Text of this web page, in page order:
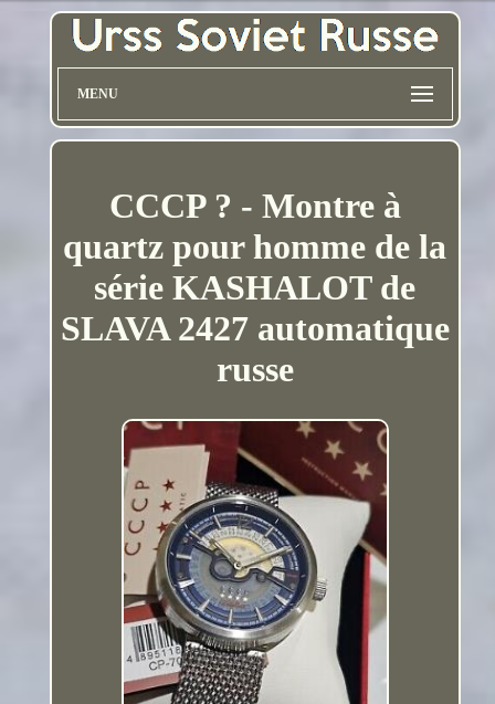
MENU
CCCP ? - Montre à
quartz pour homme de la
série KASHALOT de
SLAVA 2427 automatique
russe